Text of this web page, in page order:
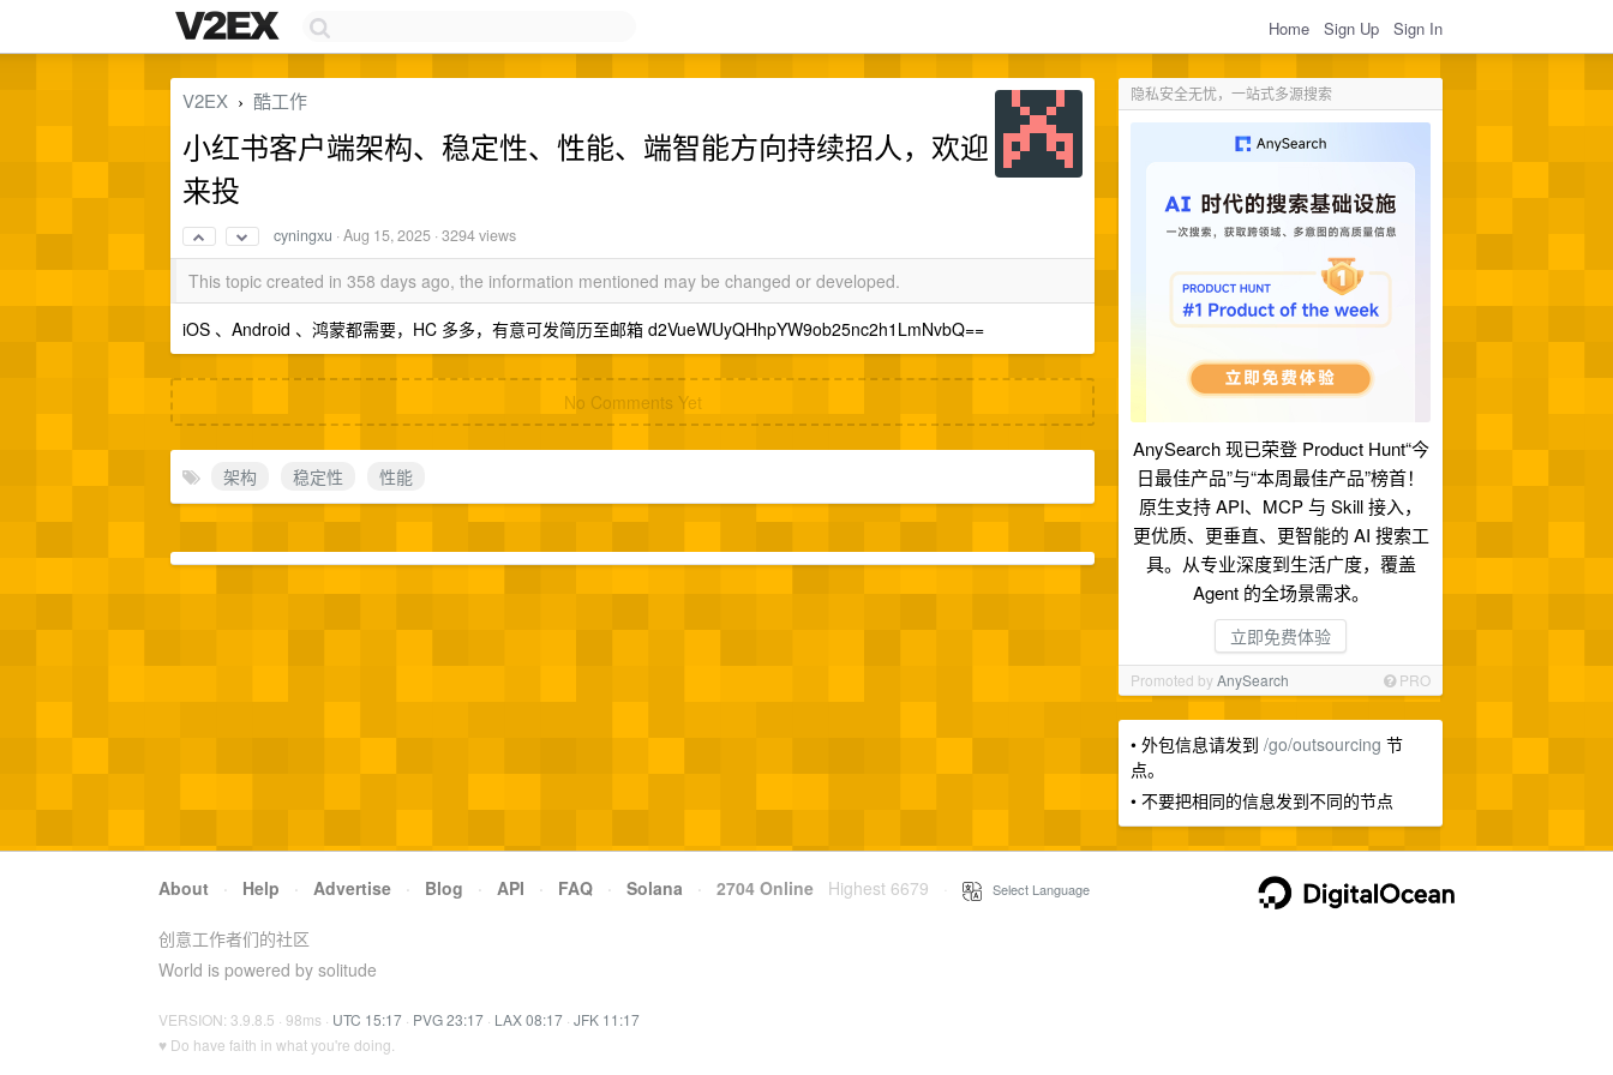
Home Sign Up Sign In
隐私安全无忧，一站式多源搜索
AnySearch 现已荣登 Product Hunt“今
日最佳产品”与“本周最佳产品”榜首！
原生支持 API、MCP 与 Skill 接入，
更优质、更垂直、更智能的 AI 搜索工
具。从专业深度到生活广度，覆盖
Agent 的全场景需求。
立即免费体验
Promoted byAnySearch PRO
• 外包信息请发到 /go/outsourcing 节
点。
• 不要把相同的信息发到不同的节点
V2EX › 酷工作
小红书客户端架构、稳定性、性能、端智能方向持续招人，欢迎
来投
cyningxu ·Aug 15, 2025 · 3294 views
This topic created in 358 days ago, the information mentioned may be changed or developed.
iOS 、Android 、鸿蒙都需要，HC 多多，有意可发简历至邮箱 d2VueWUyQHhpYW9ob25nc2h1LmNvbQ==
No Comments Yet
架构 稳定性 性能
About · Help · Advertise · Blog · API · FAQ · Solana · 2704 Online Highest 6679 Select Language
创意工作者们的社区
World is powered by solitude
VERSION: 3.9.8.5 · 98ms · UTC 15:17 · PVG 23:17 · LAX 08:17 · JFK 11:17
♥ Do have faith in what you're doing.